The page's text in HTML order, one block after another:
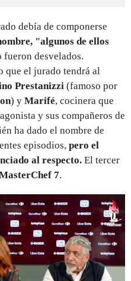
debía de componerse
"algunos de ellos
fueron desvelados.
que el jurado tendrá al
Prestanizzi (famoso por
) y Marifé, cocinera que
y sus compañeros de
ha dado el nombre de
episodios, pero el
al respecto. El tercer
7.